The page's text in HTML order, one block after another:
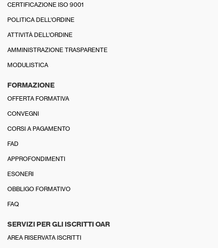
CERTIFICAZIONE ISO 9001
POLITICA DELL’ORDINE
ATTIVITÀ DELL’ORDINE
AMMINISTRAZIONE TRASPARENTE
MODULISTICA
FORMAZIONE
OFFERTA FORMATIVA
CONVEGNI
CORSI A PAGAMENTO
FAD
APPROFONDIMENTI
ESONERI
OBBLIGO FORMATIVO
FAQ
SERVIZI PER GLI ISCRITTI OAR
AREA RISERVATA ISCRITTI